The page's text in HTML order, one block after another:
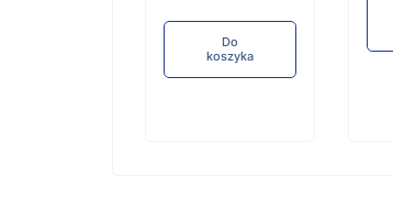
Do
koszyka